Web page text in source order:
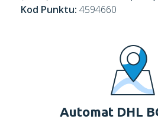
Kod Punktu: 4594660
Automat DHL